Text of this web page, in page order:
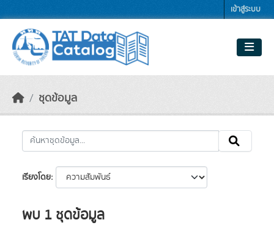
เข้าสู่ระบบ
ชุดข้อมูล
เรียงโดย
พบ 1 ชุดข้อมูล